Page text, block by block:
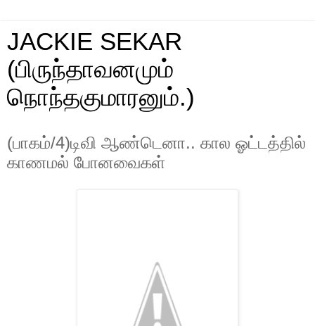
JACKIE SEKAR
(பிருந்தாவனமும்
நொந்தகுமாரனும்.)
(பாகம்/4)டிவி ஆண்டெனா.. கால ஓட்டத்தில்
காணமல் போனவைகள்